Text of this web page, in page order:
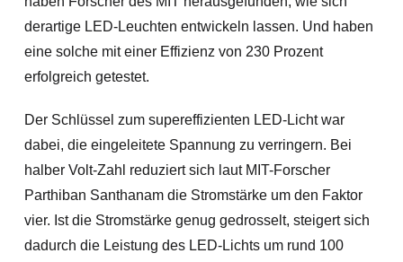
derartige LED-Leuchten entwickeln lassen. Und haben
eine solche mit einer Effizienz von 230 Prozent
erfolgreich getestet.
Der Schlüssel zum supereffizienten LED-Licht war
dabei, die eingeleitete Spannung zu verringern. Bei
halber Volt-Zahl reduziert sich laut MIT-Forscher
Parthiban Santhanam die Stromstärke um den Faktor
vier. Ist die Stromstärke genug gedrosselt, steigert sich
dadurch die Leistung des LED-Lichts um rund 100